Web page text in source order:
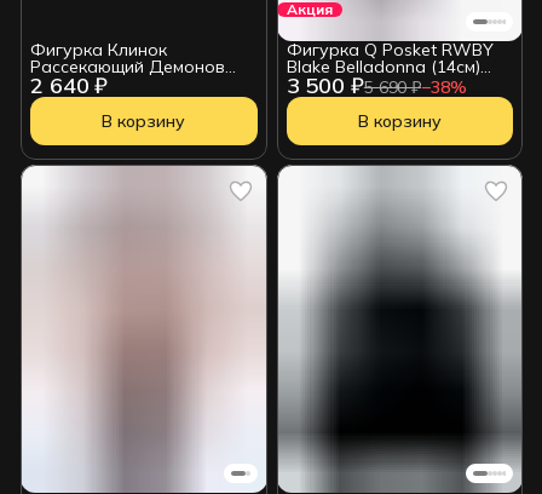
2 640 ₽
Фигурка Клинок
Рассекающий Демонов
Kimetsu no Yaiba Makomo
Ver. B 4983164183108
В корзину
Акция
3 500 ₽5 690 ₽−38%
Фигурка Q Posket RWBY
Blake Belladonna (14см)
(18144) 4983164181449
В корзину